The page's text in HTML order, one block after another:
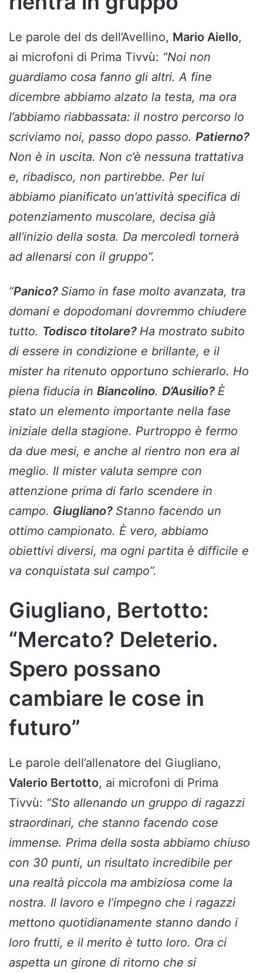
Le parole del ds dell’Avellino, Mario Aiello,
ai microfoni di Prima Tivvù: “Noi non
guardiamo cosa fanno gli altri. A fine
dicembre abbiamo alzato la testa, ma ora
l’abbiamo riabbassata: il nostro percorso lo
scriviamo noi, passo dopo passo. Patierno?
Non è in uscita. Non c’è nessuna trattativa
e, ribadisco, non partirebbe. Per lui
abbiamo pianificato un’attività specifica di
potenziamento muscolare, decisa già
all’inizio della sosta. Da mercoledì tornerà
ad allenarsi con il gruppo”.
“Panico? Siamo in fase molto avanzata, tra
domani e dopodomani dovremmo chiudere
tutto. Todisco titolare? Ha mostrato subito
di essere in condizione e brillante, e il
mister ha ritenuto opportuno schierarlo. Ho
piena fiducia in Biancolino. D’Ausilio? È
stato un elemento importante nella fase
iniziale della stagione. Purtroppo è fermo
da due mesi, e anche al rientro non era al
meglio. Il mister valuta sempre con
attenzione prima di farlo scendere in
campo. Giugliano? Stanno facendo un
ottimo campionato. È vero, abbiamo
obiettivi diversi, ma ogni partita è difficile e
va conquistata sul campo”.
Giugliano, Bertotto:
“Mercato? Deleterio.
Spero possano
cambiare le cose in
futuro”
Le parole dell’allenatore del Giugliano,
Valerio Bertotto, ai microfoni di Prima
Tivvù: “Sto allenando un gruppo di ragazzi
straordinari, che stanno facendo cose
immense. Prima della sosta abbiamo chiuso
con 30 punti, un risultato incredibile per
una realtà piccola ma ambiziosa come la
nostra. Il lavoro e l’impegno che i ragazzi
mettono quotidianamente stanno dando i
loro frutti, e il merito è tutto loro. Ora ci
aspetta un girone di ritorno che si